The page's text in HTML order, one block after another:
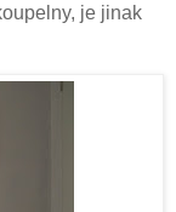
je jinak